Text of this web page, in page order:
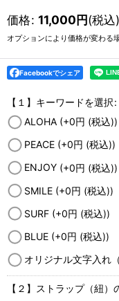
価格: 11,000円(税込)
オプションにより価格が変わる
Facebookでシェア
【１】キーワードを選択:
ALOHA (+0円 (税込))
PEACE (+0円 (税込))
ENJOY (+0円 (税込))
SMILE (+0円 (税込))
SURF (+0円 (税込))
BLUE (+0円 (税込))
オリジナル文字入れ
【２】ストラップ（紐）